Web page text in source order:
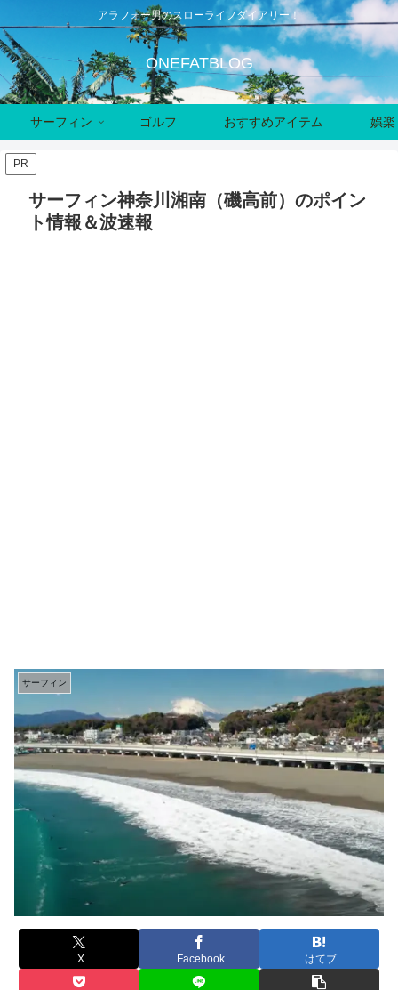
アラフォー男のスローライフダイアリー！
ONEFATBLOG
サーフィン ゴルフ おすすめアイテム 娯
PR
サーフィン神奈川湘南（磯高前）のポイン
ト情報＆波速報
サーフィン
X Facebook はてブ